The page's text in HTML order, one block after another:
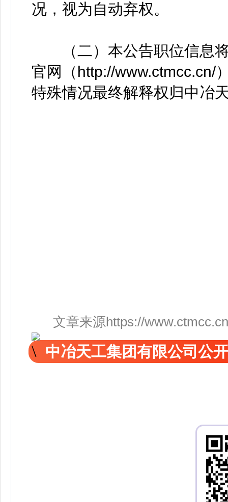
况，视为自动弃权。
（二）本公告职位信息将
官网（http://www.ctmcc.cn/
特殊情况最终解释权归中冶
文章来源https://
中冶天工集团有限公司公